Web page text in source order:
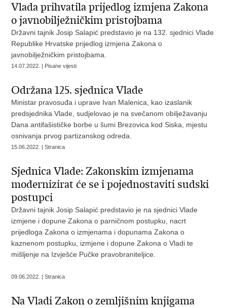
Vlada prihvatila prijedlog izmjena Zakona
o javnobilježničkim pristojbama
Državni tajnik Josip Salapić predstavio je na 132. sjednici Vlade
Republike Hrvatske prijedlog izmjena Zakona o
javnobilježničkim pristojbama.
14.07.2022. | Pisane vijesti
Održana 125. sjednica Vlade
Ministar pravosuđa i uprave Ivan Malenica, kao izaslanik
predsjednika Vlade, sudjelovao je na svečanom obilježavanju
Dana antifašističke borbe u šumi Brezovica kod Siska, mjestu
osnivanja prvog partizanskog odreda.
15.06.2022. | Stranica
Sjednica Vlade: Zakonskim izmjenama
modernizirat će se i pojednostaviti sudski
postupci
Državni tajnik Josip Salapić predstavio je na sjednici Vlade
izmjene i dopune Zakona o parničnom postupku, nacrt
prijedloga Zakona o izmjenama i dopunama Zakona o
kaznenom postupku, izmjene i dopune Zakona o Vladi te
mišljenje na Izvješće Pučke pravobraniteljice.
09.06.2022. | Stranica
Na Vladi Zakon o zemljišnim knjigama